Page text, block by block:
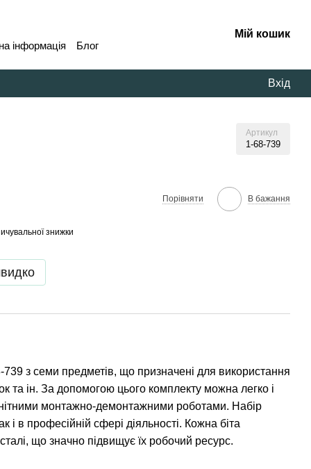
інформація Блог
Мій кошик
Вхід
Артикул
1-68-739
Порівняти В бажання
знижки
з семи предметів, що призначені для використання
та ін. За допомогою цього комплекту можна легко і
монтажно-демонтажними роботами. Набір
і в професійній сфері діяльності. Кожна біта
що значно підвищує їх робочий ресурс.